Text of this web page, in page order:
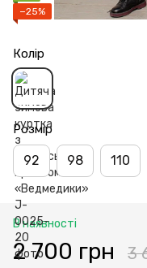
−25%
Колір
Розмір
92 98 110
В наявності
2 700 грн 3